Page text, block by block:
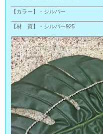
【カラー】・シルバー
【材 質】・シルバー925